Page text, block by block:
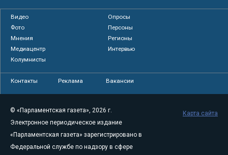
Видео
Опросы
Фото
Персоны
Мнения
Регионы
Медиацентр
Интервью
Колумнисты
Контакты Реклама Вакансии
© «Парламентская газета», 2026 г.
Электронное периодическое издание
«Парламентская газета» зарегистрировано в
Федеральной службе по надзору в сфере
Карта сайта